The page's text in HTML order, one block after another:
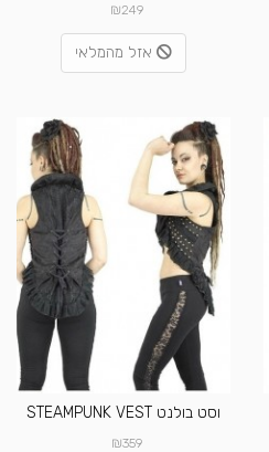
₪249
אזל מהמלאי
וסט בולנט STEAMPUNK VEST
₪359